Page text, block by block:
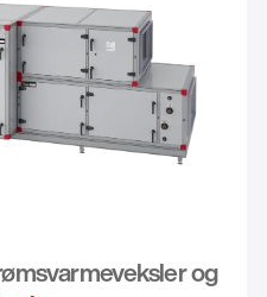
og